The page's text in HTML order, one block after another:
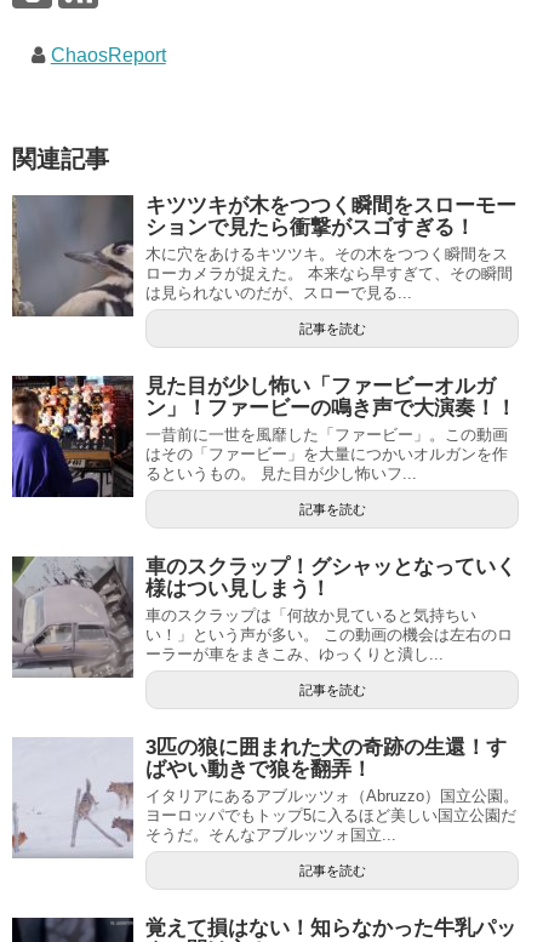
ChaosReport
関連記事
キツツキが木をつつく瞬間をスローモー
ションで見たら衝撃がスゴすぎる！
木に穴をあけるキツツキ。その木をつつく瞬間をス
ローカメラが捉えた。 本来なら早すぎて、その瞬間
は見られないのだが、スローで見る...
記事を読む
見た目が少し怖い「ファービーオルガ
ン」！ファービーの鳴き声で大演奏！！
一昔前に一世を風靡した「ファービー」。この動画
はその「ファービー」を大量につかいオルガンを作
るというもの。 見た目が少し怖いフ...
記事を読む
車のスクラップ！グシャッとなっていく
様はつい見しまう！
車のスクラップは「何故か見ていると気持ちい
い！」という声が多い。 この動画の機会は左右のロ
ーラーが車をまきこみ、ゆっくりと潰し...
記事を読む
3匹の狼に囲まれた犬の奇跡の生還！す
ばやい動きで狼を翻弄！
イタリアにあるアブルッツォ（Abruzzo）国立公園。
ヨーロッパでもトップ5に入るほど美しい国立公園だ
そうだ。そんなアブルッツォ国立...
記事を読む
覚えて損はない！知らなかった牛乳パッ